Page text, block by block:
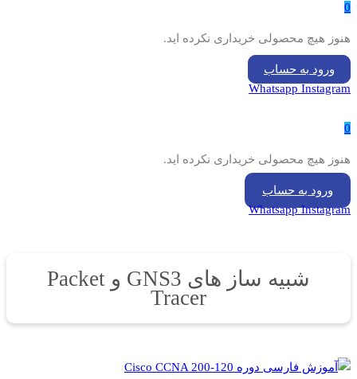
0
هنوز هیچ محصولی خریداری نکرده اید.
ورود به حساب
Whatsapp Instagram
0
هنوز هیچ محصولی خریداری نکرده اید.
ورود به حساب
Whatsapp Instagram
شبیه ساز های GNS3 و Packet
Tracer